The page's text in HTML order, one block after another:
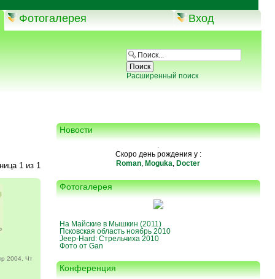
Фотогалерея Вход
Расширенный поиск
1из 1
2004, Чт
Новости
.
Скоро день рождения у :
Roman, Moguka, Docter
Фотогалерея
На Майские в Мышкин (2011)
Псковская область ноябрь 2010
Jeep-Hard: Стрельчиха 2010
Фото от Gan
Конференция